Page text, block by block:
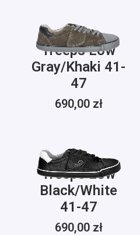
Treeps Low
Gray/Khaki 41-
47
690,00 zł
Treeps Low
Black/White
41-47
690,00 zł